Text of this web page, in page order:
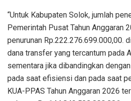
“Untuk Kabupaten Solok, jumlah
Pemerintah Pusat Tahun Anggaran
penurunan Rp.222.276.699.000,00.
dana transfer yang tercantum pada
sementara jika dibandingkan
pada saat efisiensi dan pada saat
KUA-PPAS Tahun Anggaran 2026